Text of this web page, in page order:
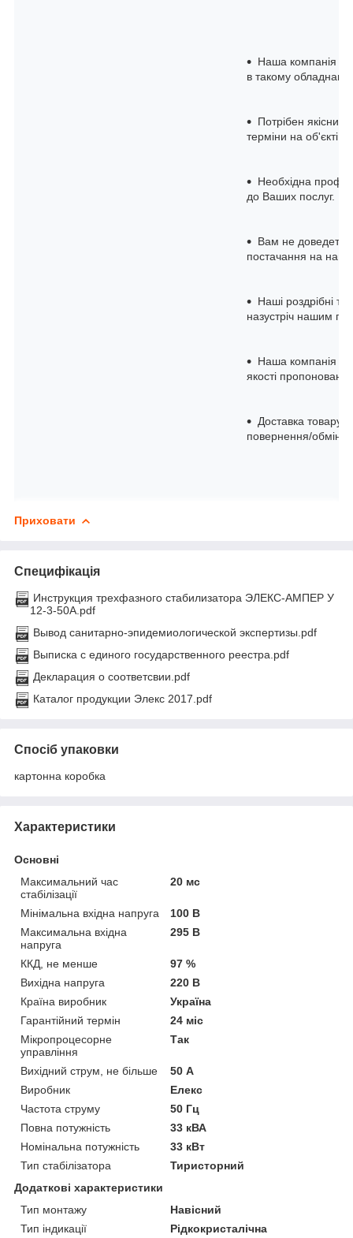
Наша компанія на
в такому
Потрібен
терміни на об'єкті
Необхідна
до Ваших послуг.
Вам не
постачання на
Наші роздрібні
назустріч нашим
Наша компанія —
якості
Доставка товару
повернення/обмін
Приховати
Специфікація
Инструкция трехфазного стабилизатора ЭЛЕКС-АМПЕР У
12-3-50А.pdf
Вывод санитарно-эпидемиологической экспертизы.pdf
Выписка с единого государственного реестра.pdf
Декларация о соответсвии.pdf
Каталог продукции Элекс 2017.pdf
Спосіб упаковки
картонна коробка
Характеристики
Основні
Максимальний час
стабілізації
20 мс
Мінімальна вхідна напруга
100 В
Максимальна вхідна
напруга
295 В
ККД, не менше
97 %
Вихідна напруга
220 В
Країна виробник
Україна
Гарантійний термін
24 міс
Мікропроцесорне
управління
Так
Вихідний струм, не більше
50 А
Виробник
Елекс
Частота струму
50 Гц
Повна потужність
33 кВА
Номінальна потужність
33 кВт
Тип стабілізатора
Тиристорний
Додаткові характеристики
Тип монтажу
Навісний
Тип індикації
Рідкокристалічна